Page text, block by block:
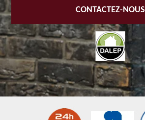
CONTACTEZ-NOUS